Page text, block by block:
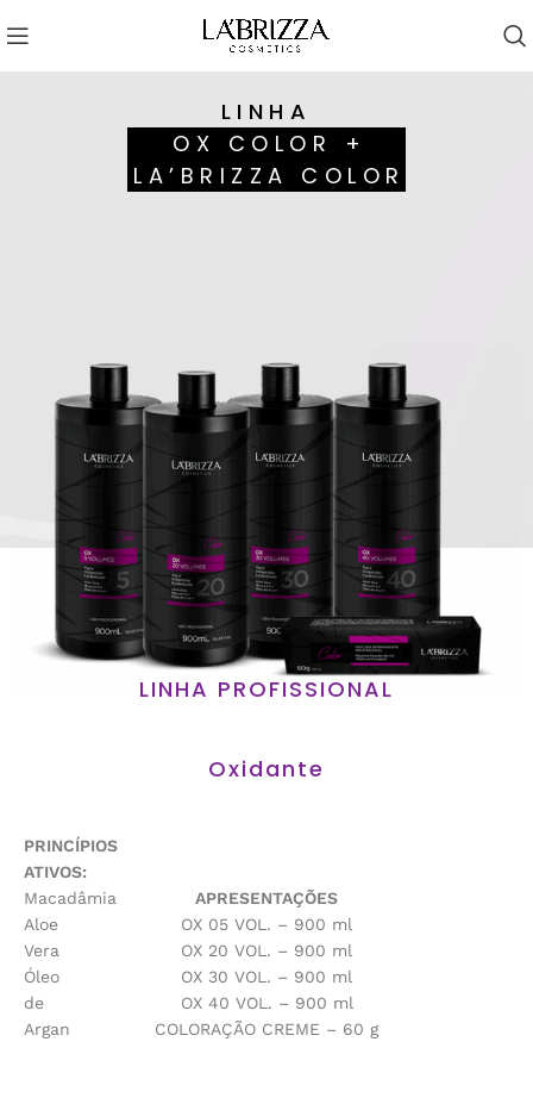
LINHA
OX COLOR +
LA’BRIZZA COLOR
LINHA PROFISSIONAL
Oxidante
PRINCÍPIOS
ATIVOS:
Macadâmia
Aloe
Vera
Óleo
de
Argan
APRESENTAÇÕES
OX 05 VOL. – 900 ml
OX 20 VOL. – 900 ml
OX 30 VOL. – 900 ml
OX 40 VOL. – 900 ml
COLORAÇÃO CREME – 60 g